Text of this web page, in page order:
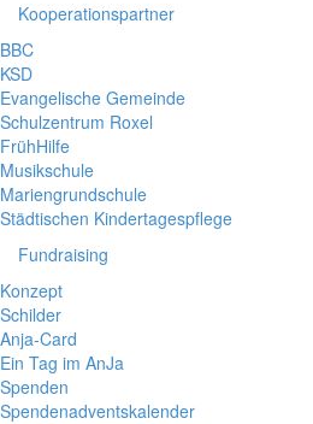
Kooperationspartner
BBC
KSD
Evangelische Gemeinde
Schulzentrum Roxel
FrühHilfe
Musikschule
Mariengrundschule
Städtischen Kindertagespflege
Fundraising
Konzept
Schilder
Anja-Card
Ein Tag im AnJa
Spenden
Spendenadventskalender